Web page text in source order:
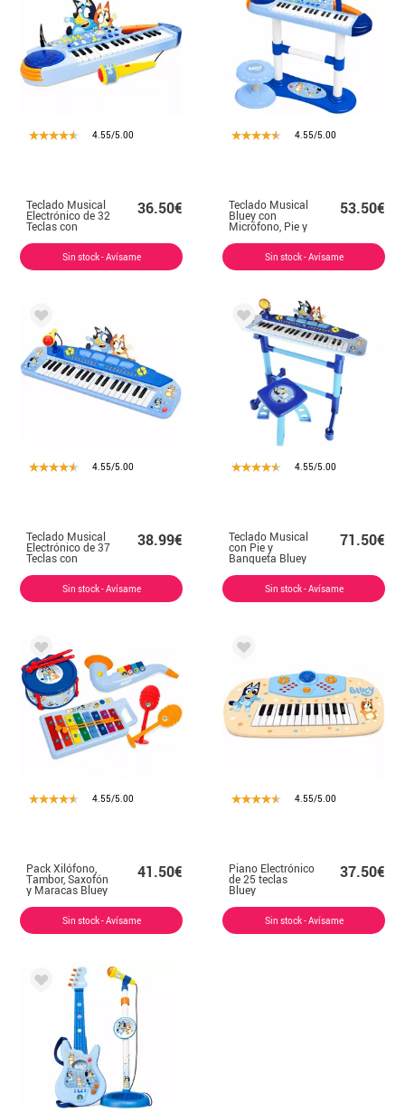
4.55/5.00
Teclado Musical
Electrónico de 32
Teclas con
36.50€
Sin stock - Avísame
4.55/5.00
Teclado Musical
Bluey con
Micrófono, Pie y
53.50€
Sin stock - Avísame
4.55/5.00
Teclado Musical
Electrónico de 37
Teclas con
38.99€
Sin stock - Avísame
4.55/5.00
Teclado Musical
con Pie y
Banqueta Bluey
71.50€
Sin stock - Avísame
4.55/5.00
Pack Xilófono,
Tambor, Saxofón
y Maracas Bluey
41.50€
Sin stock - Avísame
4.55/5.00
Piano Electrónico
de 25 teclas
Bluey
37.50€
Sin stock - Avísame